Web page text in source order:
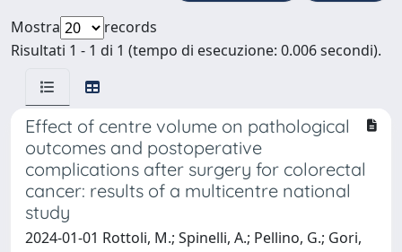
Mostra
records
Risultati 1 - 1 di 1 (tempo di esecuzione: 0.006 secondi).
Effect of centre volume on pathological
outcomes and postoperative
complications after surgery for colorectal
cancer: results of a multicentre national
study
2024-01-01 Rottoli, M.; Spinelli, A.; Pellino, G.; Gori,